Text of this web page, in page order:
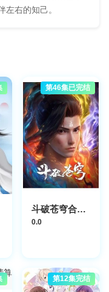
左右的知己。
第46集已完结
斗破苍穹合集篇
0.0
第12集完结